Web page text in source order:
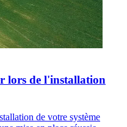
lors de l'installation
de votre système